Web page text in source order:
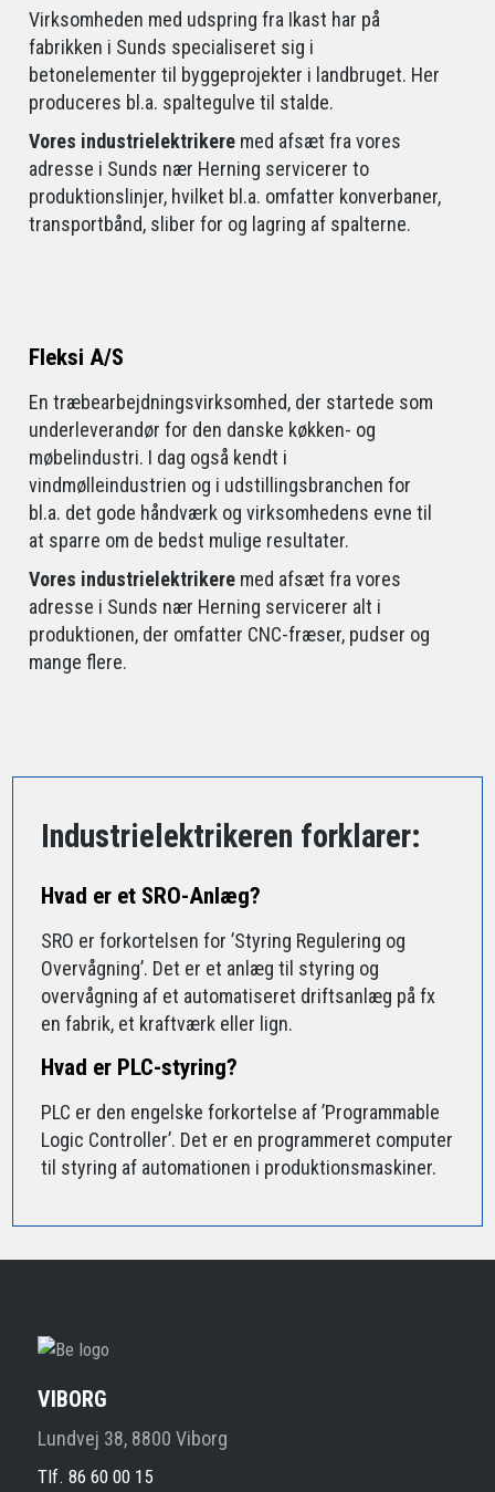
Virksomheden med udspring fra Ikast har på
fabrikken i Sunds specialiseret sig i
betonelementer til byggeprojekter i landbruget. Her
produceres bl.a. spaltegulve til stalde.
Vores industrielektrikere med afsæt fra vores
adresse i Sunds nær Herning servicerer to
produktionslinjer, hvilket bl.a. omfatter konverbaner,
transportbånd, sliber for og lagring af spalterne.
Fleksi A/S
En træbearbejdningsvirksomhed, der startede som
underleverandør for den danske køkken- og
møbelindustri. I dag også kendt i
vindmølleindustrien og i udstillingsbranchen for
bl.a. det gode håndværk og virksomhedens evne til
at sparre om de bedst mulige resultater.
Vores industrielektrikere med afsæt fra vores
adresse i Sunds nær Herning servicerer alt i
produktionen, der omfatter CNC-fræser, pudser og
mange flere.
Industrielektrikeren forklarer:
Hvad er et SRO-Anlæg?
SRO er forkortelsen for ’Styring Regulering og
Overvågning’. Det er et anlæg til styring og
overvågning af et automatiseret driftsanlæg på fx
en fabrik, et kraftværk eller lign.
Hvad er PLC-styring?
PLC er den engelske forkortelse af ’Programmable
Logic Controller’. Det er en programmeret computer
til styring af automationen i produktionsmaskiner.
VIBORG
Lundvej 38, 8800 Viborg
Tlf. 86 60 00 15